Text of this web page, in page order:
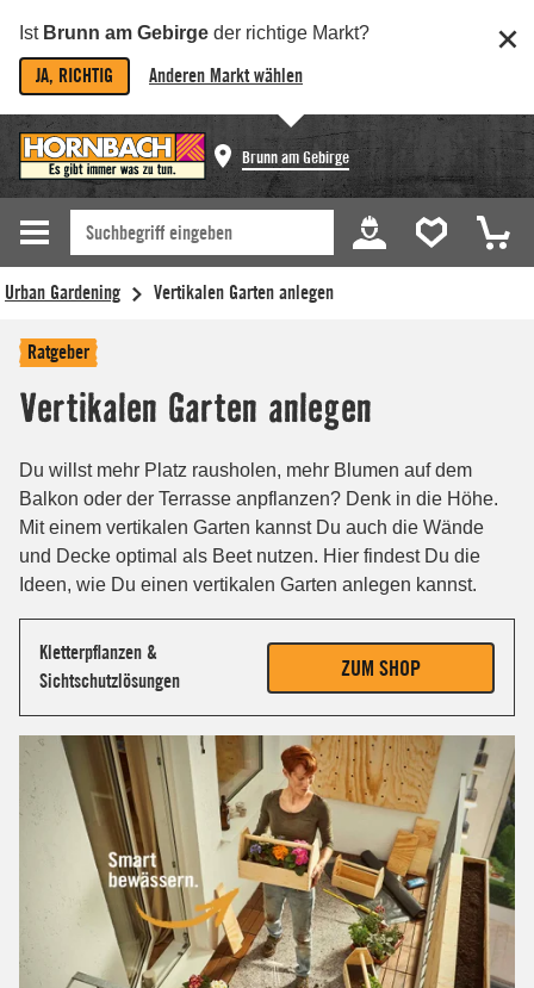
Ist Brunn am Gebirge der richtige Markt?
JA, RICHTIG Anderen Markt wählen
Brunn am Gebirge